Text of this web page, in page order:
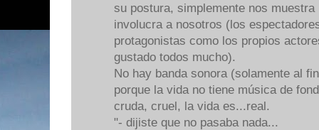
su postura, simplemente nos
involucra a nosotros (los
protagonistas como los propios
gustado todos mucho).
No hay banda sonora (solamente al
porque la vida no tiene música de
cruda, cruel, la vida es...real.
"- dijiste que no pasaba nada...